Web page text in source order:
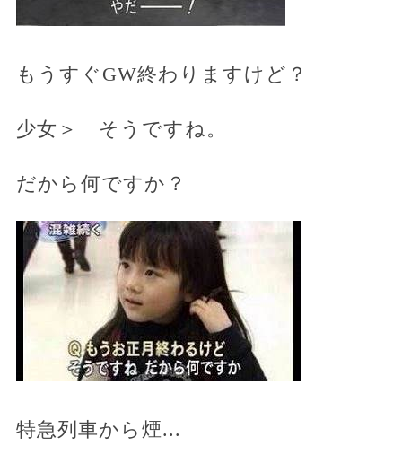
もうすぐGW終わりますけど？
少女＞ そうですね。
だから何ですか？
特急列車から煙...